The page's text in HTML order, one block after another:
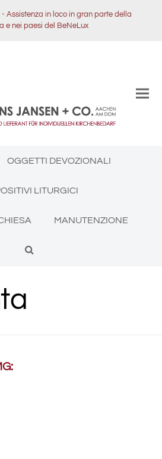
- Assistenza in loco in gran parte della
e nei paesi del BeNeLux
OGGETTI DEVOZIONALI
LITURGICI
MANUTENZIONE